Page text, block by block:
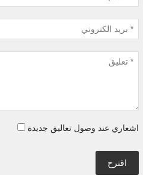
اشعاري عند وصول تعاليق جديدة
اقترح